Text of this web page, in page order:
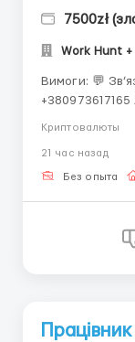
7500zł
Work Hunt +
Вимоги: 💬 Зв’язок Контакт: ☎️ Деталі за номером
+380973617165 Анастасія
плата 26 PLN нетто/година 31.40 PLN нетто/
година — дл...
Криптовалюты
21 час назад
Без опыта